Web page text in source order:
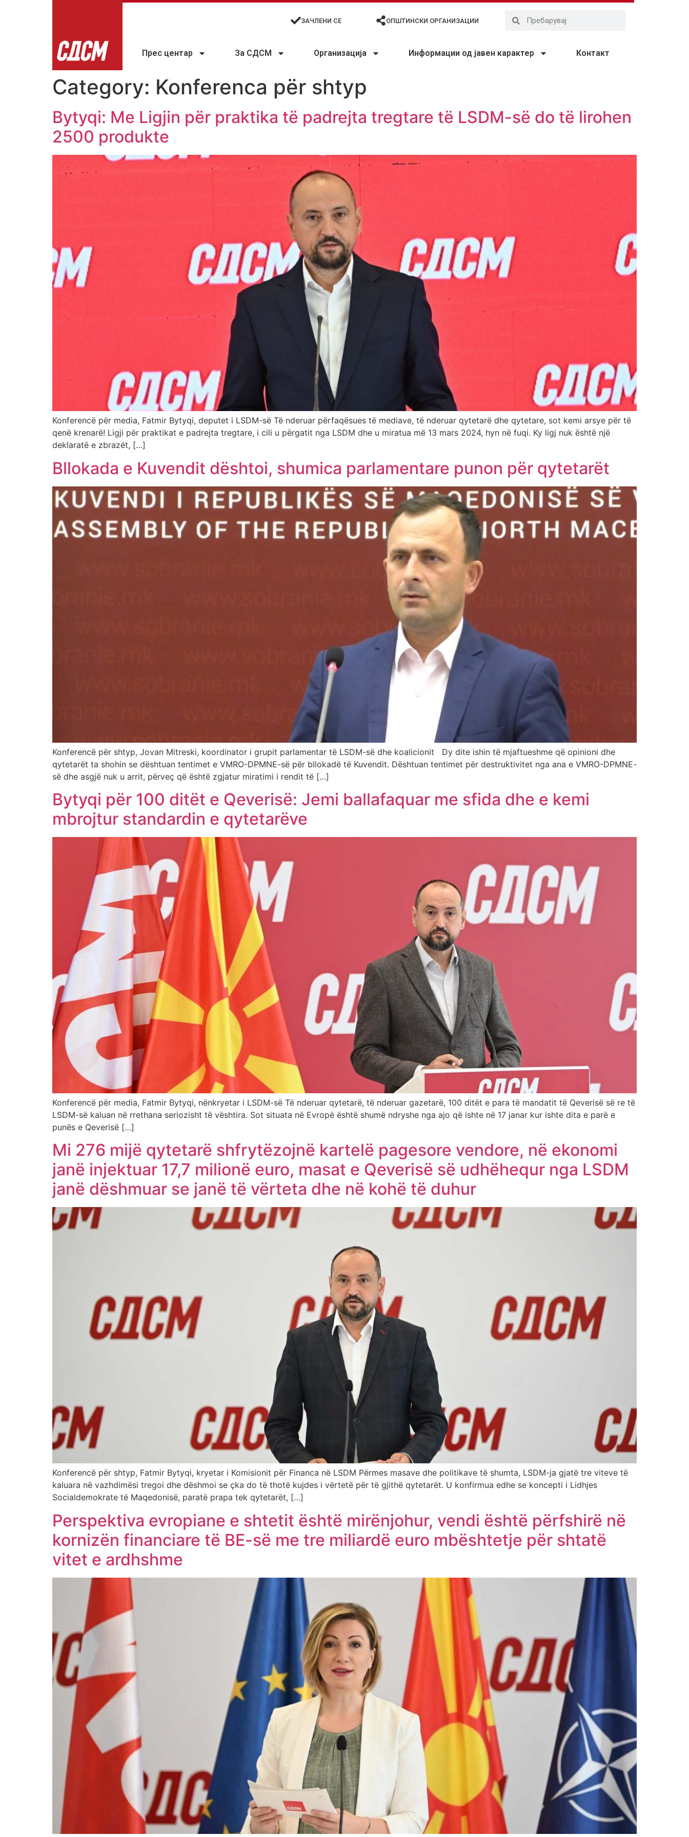
ЗАЧЛЕНИ СЕ ОПШТИНСКИ ОРГАНИЗАЦИИ
Прес центар За СДСМ Организација Информации од јавен карактер Контакт
Category: Konferenca për shtyp
Bytyqi: Me Ligjin për praktika të padrejta tregtare të LSDM-së do të lirohen
2500 produkte
Konferencë për media, Fatmir Bytyqi, deputet i LSDM-së Të nderuar përfaqësues të mediave, të nderuar qytetarë dhe qytetare, sot kemi arsye për të
qenë krenarë! Ligji për praktikat e padrejta tregtare, i cili u përgatit nga LSDM dhe u miratua më 13 mars 2024, hyn në fuqi. Ky ligj nuk është një
deklaratë e zbrazët, […]
Bllokada e Kuvendit dështoi, shumica parlamentare punon për qytetarët
Konferencë për shtyp, Jovan Mitreski, koordinator i grupit parlamentar të LSDM-së dhe koalicionit Dy dite ishin të mjaftueshme që opinioni dhe
qytetarët ta shohin se dështuan tentimet e VMRO-DPMNE-së për bllokadë të Kuvendit. Dështuan tentimet për destruktivitet nga ana e VMRO-DPMNE-
së dhe asgjë nuk u arrit, përveç që është zgjatur miratimi i rendit të […]
Bytyqi për 100 ditët e Qeverisë: Jemi ballafaquar me sfida dhe e kemi
mbrojtur standardin e qytetarëve
Konferencë për media, Fatmir Bytyqi, nënkryetar i LSDM-së Të nderuar qytetarë, të nderuar gazetarë, 100 ditët e para të mandatit të Qeverisë së re të
LSDM-së kaluan në rrethana seriozisht të vështira. Sot situata në Evropë është shumë ndryshe nga ajo që ishte në 17 janar kur ishte dita e parë e
punës e Qeverisë […]
Mi 276 mijë qytetarë shfrytëzojnë kartelë pagesore vendore, në ekonomi
janë injektuar 17,7 milionë euro, masat e Qeverisë së udhëhequr nga LSDM
janë dëshmuar se janë të vërteta dhe në kohë të duhur
Konferencë për shtyp, Fatmir Bytyqi, kryetar i Komisionit për Financa në LSDM Përmes masave dhe politikave të shumta, LSDM-ja gjatë tre viteve të
kaluara në vazhdimësi tregoi dhe dëshmoi se çka do të thotë kujdes i vërtetë për të gjithë qytetarët. U konfirmua edhe se koncepti i Lidhjes
Socialdemokrate të Maqedonisë, paratë prapa tek qytetarët, […]
Perspektiva evropiane e shtetit është mirënjohur, vendi është përfshirë në
kornizën financiare të BE-së me tre miliardë euro mbështetje për shtatë
vitet e ardhshme